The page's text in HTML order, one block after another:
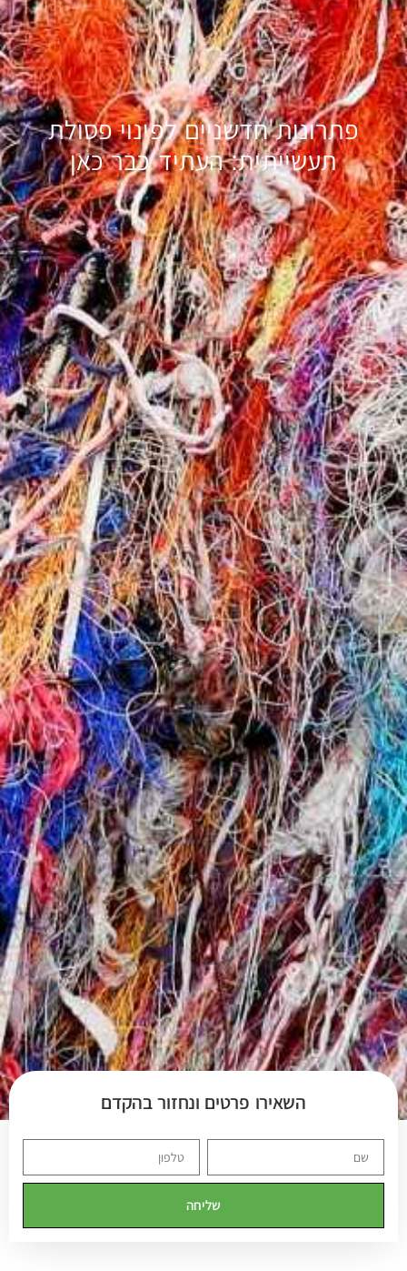
פתרונות חדשניים לפינוי פסולת
תעשייתית: העתיד כבר כאן
השאירו פרטים ונחזור בהקדם
שליחה